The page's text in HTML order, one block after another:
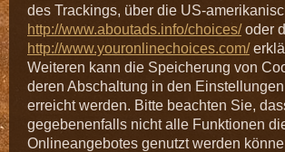
des Trackings, über die US-
http://www.aboutads.info/choices/oder
http://www.youronlinechoices.com/
Weiteren kann die Speicherung von
deren Abschaltung in den
erreicht werden. Bitte beachten Sie,
gegebenenfalls nicht alle Funktionen
Onlineangebotes genutzt werden